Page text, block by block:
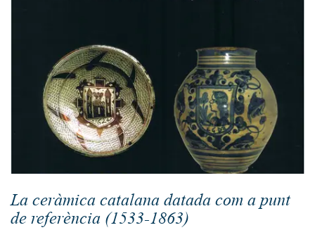
La ceràmica catalana datada com a punt
de referència (1533-1863)